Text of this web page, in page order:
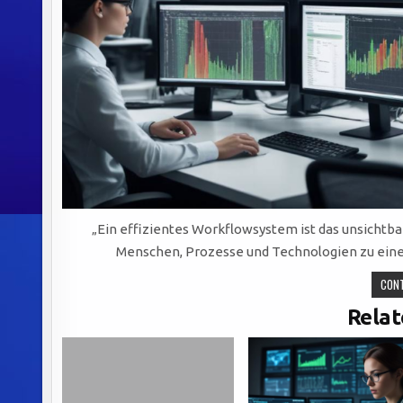
„Ein effizientes Workflowsystem ist das
Menschen, Prozesse und Technologien zu